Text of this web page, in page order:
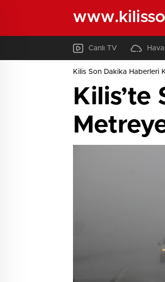
Canlı TV
Kilis Son Dakika Haberleri